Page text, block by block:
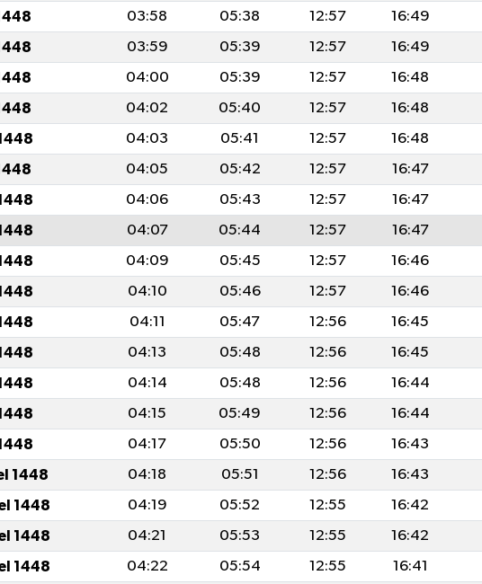
03:58 05:38 12:57 16:49
03:59 05:39 12:57 16:49
04:00 05:39 12:57 16:48
04:02 05:40 12:57 16:48
04:03 05:41 12:57 16:48
04:05 05:42 12:57 16:47
04:06 05:43 12:57 16:47
04:07 05:44 12:57 16:47
04:09 05:45 12:57 16:46
04:10 05:46 12:57 16:46
04:11 05:47 12:56 16:45
04:13 05:48 12:56 16:45
04:14 05:48 12:56 16:44
04:15 05:49 12:56 16:44
04:17 05:50 12:56 16:43
1448 04:18 05:51 12:56 16:43
1448 04:19 05:52 12:55 16:42
1448 04:21 05:53 12:55 16:42
1448 04:22 05:54 12:55 16:41